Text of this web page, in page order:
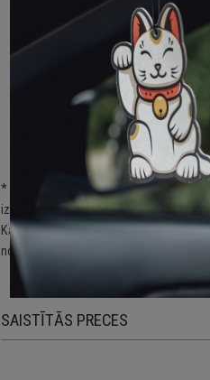
3 – 5 gadu līmplēves
Spēcīgs līmes slānis;
Paredzēts priekš
kā arī visām citām
Piegāde Latvijā un
* Uzlīme jālīmē uz gludas, attīrītas un
izvēlētās virsmas un novietojuma. Sīku
Katra uzlīme ir izgriezta vai printēta
noņemšanas nebojā aplīmējamo virsmu.
SAISTĪTĀS PRECES